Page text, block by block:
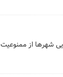
شهرها از